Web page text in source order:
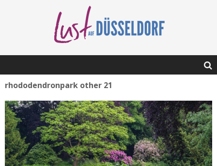
rhododendronpark other 21